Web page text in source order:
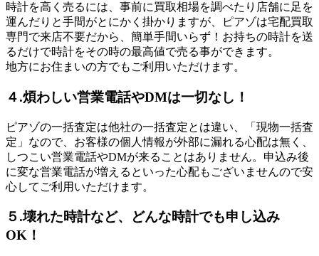
時計を高く売るには、事前に買取相場を調べたり店舗に足を
運んだりと手間がとにかく掛かりますが、ピアゾは宅配買取
専門で来店不要だから、簡単手間いらず！お持ちの時計を送
るだけで時計をその時の最高値で売る事ができます。
地方にお住まいの方でもご利用いただけます。
４.煩わしい営業電話やDMは一切なし！
ピアゾの一括査定は他社の一括査定とは違い、「現物一括査
定」なので、お客様の個人情報が外部に漏れる心配は無く、
しつこい営業電話やDMが来ることはありません。申込み後
に変な営業電話が増えるといった心配もございませんので安
心してご利用いただけます。
５.壊れた時計など、どんな時計でも申し込み
OK！